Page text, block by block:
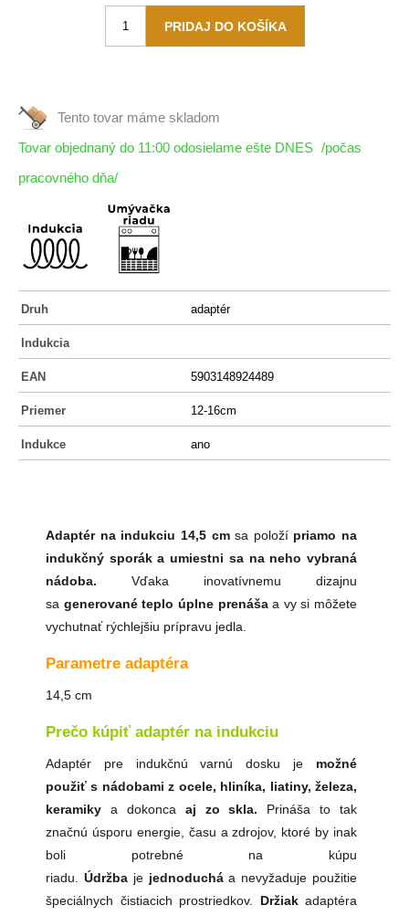
Tento tovar máme skladom
Tovar objednaný do 11:00 odosielame ešte DNES /počas
pracovného dňa/
Druh adaptér
Indukcia
EAN 5903148924489
Priemer 12-16cm
Indukce ano
Adaptér na indukciu 14,5 cmsa položí priamo na
indukčný sporák a umiestni sa na neho vybraná
nádoba. Vďaka inovatívnemu dizajnu
sa generované teplo úplne prenášaa vy si môžete
vychutnať rýchlejšiu prípravu jedla.
Parametre adaptéra
14,5 cm
Prečo kúpiť adaptér na indukciu
Adaptér pre indukčnú varnú dosku je možné
použiť s nádobami z ocele, hliníka, liatiny, železa,
keramiky a dokonca aj zo skla. Prináša to tak
značnú úsporu energie, času a zdrojov, ktoré by inak
boli potrebné na kúpu
riadu. Údržbaje jednoducháa nevyžaduje použitie
špeciálnych čistiacich prostriedkov. Držiakadaptéra